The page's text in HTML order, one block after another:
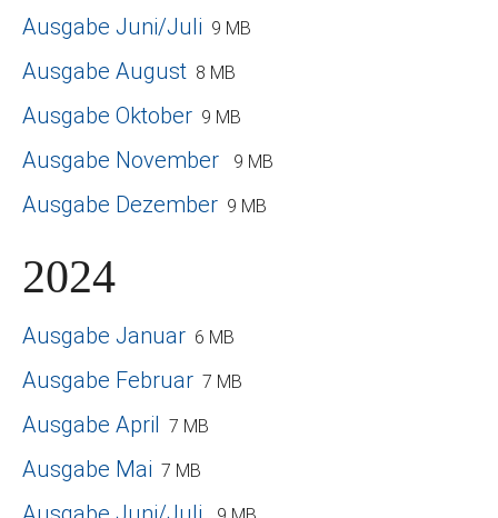
Ausgabe Juni/Juli 9 MB
Ausgabe August 8 MB
Ausgabe Oktober 9 MB
Ausgabe November 9 MB
Ausgabe Dezember 9 MB
2024
Ausgabe Januar 6 MB
Ausgabe Februar 7 MB
Ausgabe April 7 MB
Ausgabe Mai 7 MB